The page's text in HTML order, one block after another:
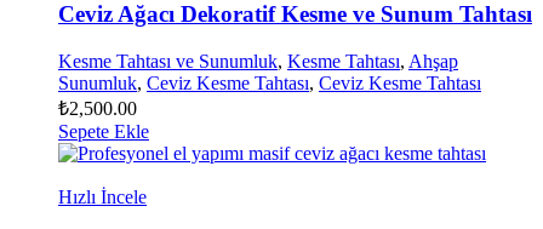
Ceviz Ağacı Dekoratif Kesme ve Sunum Tahtası
Kesme Tahtası ve Sunumluk, Kesme Tahtası, Ahşap
Sunumluk, Ceviz Kesme Tahtası, Ceviz Kesme Tahtası
₺2,500.00
Sepete Ekle
Hızlı İncele